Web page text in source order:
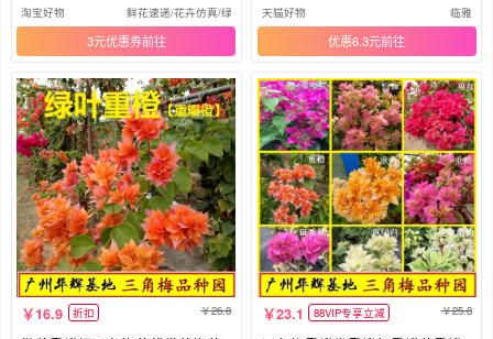
绣球
淘宝好物 鲜花速递/花卉仿真/绿植园艺
3元优惠券
植物
天猫好物 临雅
优惠6.3元
16.9 折扣 26.8 23.1 88VIP专享立减 25.8